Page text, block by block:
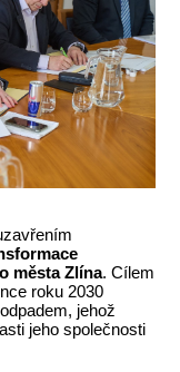
města Zlína. Cílem
roku 2030
jehož
jeho společnosti